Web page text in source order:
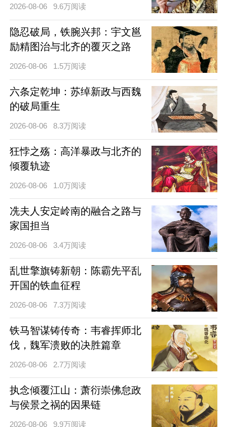
2026-08-06 9.6万阅读
隐忍破局，铁腕兴邦：宇文邕
励精图治与北齐的覆灭之路
2026-08-06 1.5万阅读
六条定乾坤：苏绰新政与西魏
的破局重生
2026-08-06 8.3万阅读
狂悖之殇：高洋暴政与北齐的
倾覆轨迹
2026-08-06 1.0万阅读
冼夫人安定岭南的融合之路与
家国担当
2026-08-06 3.4万阅读
乱世擎旗铸新朝：陈霸先平乱
开国的铁血征程
2026-08-06 7.3万阅读
铁马智谋铸传奇：韦睿挥师北
伐，魏军溃败的决胜篇章
2026-08-06 2.7万阅读
执念倾覆江山：萧衍崇佛怠政
与侯景之祸的因果链
2026-08-06 9.9万阅读